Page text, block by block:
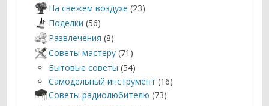
На свежем воздухе (23)
Поделки (56)
Развлечения (8)
Советы мастеру (71)
Бытовые советы (54)
Самодельный инструмент (16)
Советы радиолюбителю (73)